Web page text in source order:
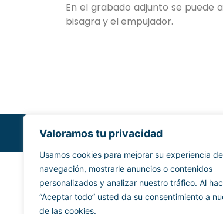
Valoramos tu privacidad
Usamos cookies para mejorar su experiencia de
navegación, mostrarle anuncios o contenidos
personalizados y analizar nuestro tráfico. Al
“Aceptar todo” usted da su consentimiento a
de las cookies.
En el grabado adjunto se puede
bisagra y el empujador.